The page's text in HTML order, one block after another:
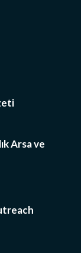
Arsa ve